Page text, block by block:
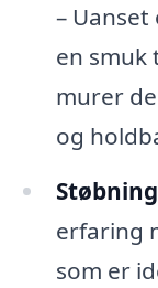
–
en smuk
murer
og
erfaring
som er